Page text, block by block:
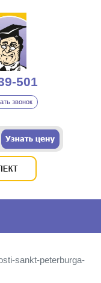
501
звонок
sankt-peterburga-